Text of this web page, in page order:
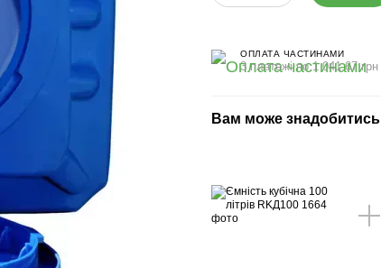
ОПЛАТА ЧАСТИНАМИ
3 платежі по 1 041.67 грн
Вам може знадобитись